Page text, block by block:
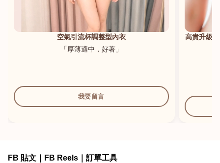
空氣引流杯調整型內衣
「厚薄適中，好著」
我要留言
高貴升級
FB 貼文｜FB Reels｜訂單工具